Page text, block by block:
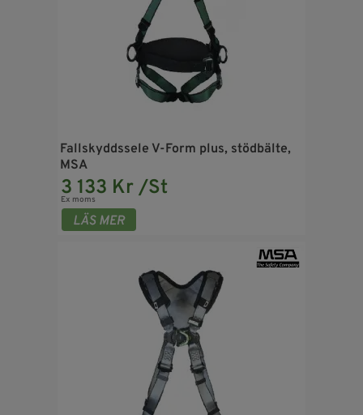
Fallskyddssele V-Form plus, stödbälte,
MSA
3 133 Kr /St
Ex moms